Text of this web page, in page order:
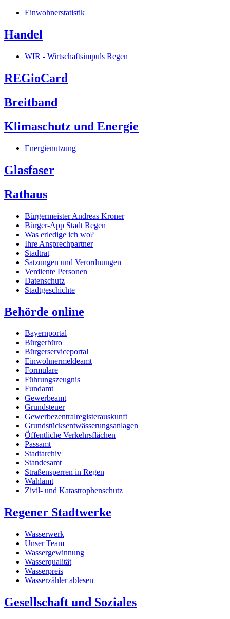
Einwohnerstatistik
Handel
WIR - Wirtschaftsimpuls Regen
REGioCard
Breitband
Klimaschutz und Energie
Energienutzung
Glasfaser
Rathaus
Bürgermeister Andreas Kroner
Bürger-App Stadt Regen
Was erledige ich wo?
Ihre Ansprechpartner
Stadtrat
Satzungen und Verordnungen
Verdiente Personen
Datenschutz
Stadtgeschichte
Behörde online
Bayernportal
Bürgerbüro
Bürgerserviceportal
Einwohnermeldeamt
Formulare
Führungszeugnis
Fundamt
Gewerbeamt
Grundsteuer
Gewerbezentralregisterauskunft
Grundstücksentwässerungsanlagen
Öffentliche Verkehrsflächen
Passamt
Stadtarchiv
Standesamt
Straßensperren in Regen
Wahlamt
Zivil- und Katastrophenschutz
Regener Stadtwerke
Wasserwerk
Unser Team
Wassergewinnung
Wasserqualität
Wasserpreis
Wasserzähler ablesen
Gesellschaft und Soziales